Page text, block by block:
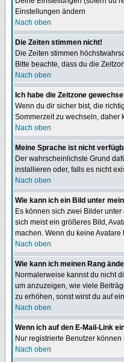
Einstellungen ändern
Nach oben
Die Zeiten stimmen nicht!
Die Zeiten stimmen
Bitte beachte, dass du die
Nach oben
Ich habe die Zeitzone
Wenn du dir sicher bist, die
Sommerzeit zu wechseln, daher
Nach oben
Meine Sprache ist nicht
Der wahrscheinlichste Grund
installieren oder, falls es nicht
Nach oben
Wie kann ich ein Bild unter
Es können sich zwei Bilder
sich meist ein größeres Bild,
machen. Wenn du keine
Nach oben
Wie kann ich meinen Rang
Normalerweise kannst du nicht
um anzuzeigen, wie viele
zu erhöhen, sonst wirst du auf
Nach oben
Wenn ich auf den E-Mail-Link
Nur registrierte Benutzer
Nach oben